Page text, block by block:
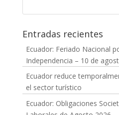
Entradas recientes
Ecuador: Feriado Nacional
Independencia – 10 de
Ecuador reduce
el sector turístico
Ecuador: Obligaciones